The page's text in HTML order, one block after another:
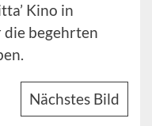
Kino in
begehrten
Nächstes Bild